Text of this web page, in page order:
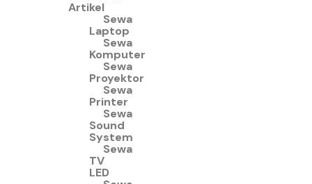
Artikel
Sewa
Laptop
Sewa
Komputer
Sewa
Proyektor
Sewa
Printer
Sewa
Sound
System
Sewa
TV
LED